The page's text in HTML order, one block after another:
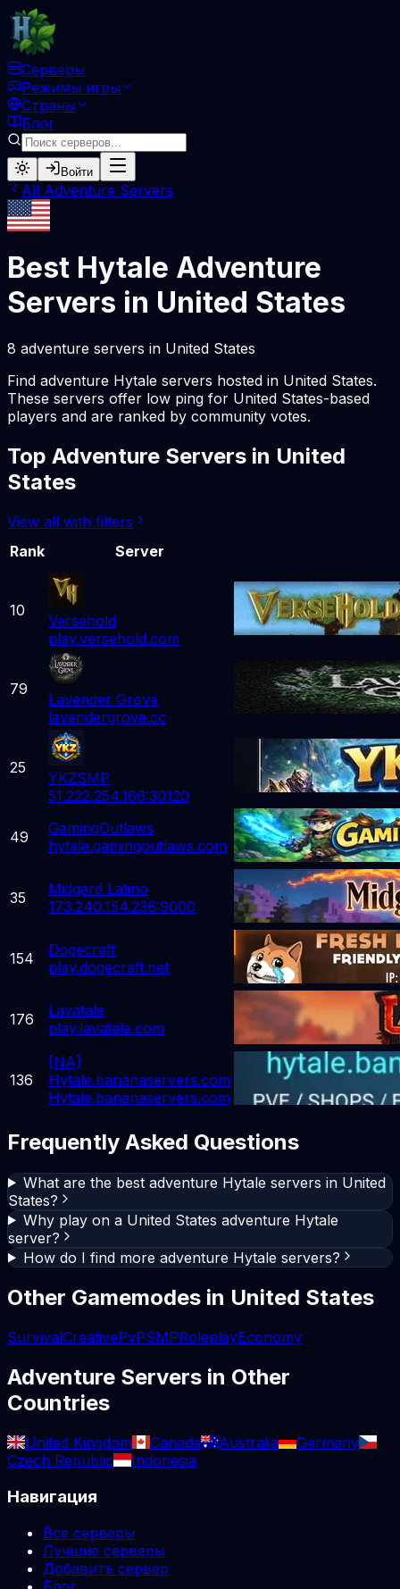
Серверы
Режимы игры
Страны
Блог
Войти
All Adventure Servers
Best Hytale Adventure
Servers in United States
8 adventure servers in United States
Find adventure Hytale servers hosted in United States.
These servers offer low ping for United States-based
players and are ranked by community votes.
Top Adventure Servers in United
States
View all with filters
Rank
Server
10
Versehold
play.versehold.com
79
Lavender Grove
lavendergrove.cc
25
YKZSMP
51.222.254.166:30120
49
GamingOutlaws
hytale.gamingoutlaws.com
35
Midgard Latino
173.240.154.236:9000
154
Dogecraft
play.dogecraft.net
176
Lavatale
play.lavatale.com
136
[NA]
Hytale.bananaservers.com
Hytale.bananaservers.com
Frequently Asked Questions
What are the best adventure Hytale servers in United
States?
Why play on a United States adventure Hytale
server?
How do I find more adventure Hytale servers?
Other Gamemodes in United States
SurvivalCreativePvPSMPRoleplayEconomy
Adventure Servers in Other
Countries
United Kingdom Canada Australia
Germany
Czech Republic
Indonesia
Навигация
Все серверы
Лучшие серверы
Добавить сервер